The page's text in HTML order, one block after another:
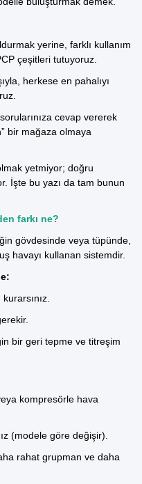
yerine, farklı kullanım
çeşitleri tutuyoruz.
herkese en pahalıyı
sorularınıza cevap vererek
bir mağaza olmaya
yetmiyor; doğru
İşte bu yazı da tam bunun
farkı ne?
gövdesinde veya tüpünde,
havayı kullanan sistemdir.
bir geri tepme ve titreşim
kompresörle hava
(modele göre değişir).
rahat grupman ve daha